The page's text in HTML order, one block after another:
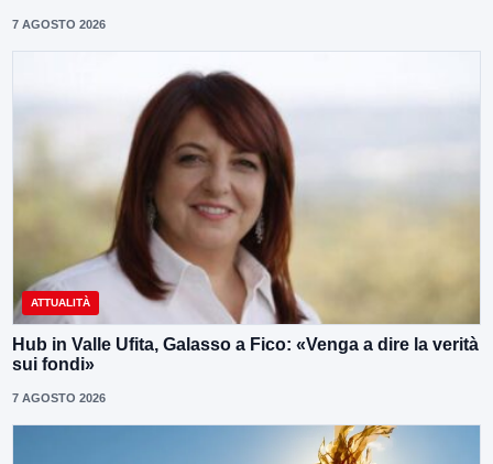
7 AGOSTO 2026
ATTUALITÀ
Hub in Valle Ufita, Galasso a Fico: «Venga a dire la verità
sui fondi»
7 AGOSTO 2026